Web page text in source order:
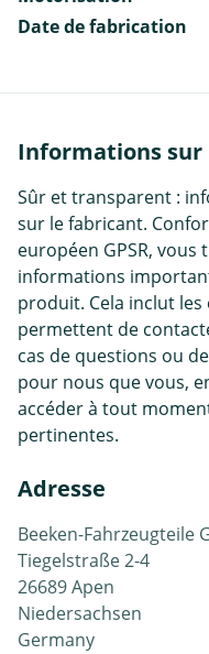
Date de fabrication
Informations
Sûr et transparent :
sur le fabricant.
européen GPSR,
informations
produit. Cela inclut
permettent de
cas de questions ou
pour nous que vous,
accéder à tout
pertinentes.
Adresse
Beeken-Fahrzeugteile
Tiegelstraße 2-4
26689 Apen
Niedersachsen
Germany